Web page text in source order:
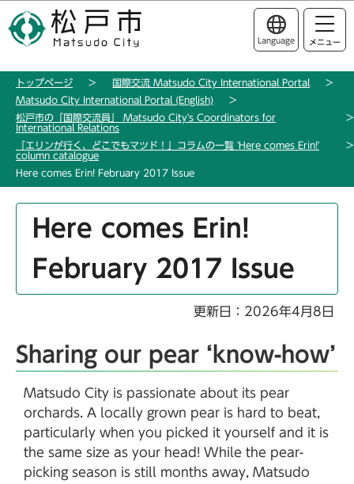
の
ー
す
このページの本文へ移動
Language メニュー
トップページ
国際交流 Matsudo City International Portal
Matsudo City International Portal (English)
松戸市の「国際交流員」 Matsudo City's Coordinators for
International Relations
「エリンが行く、どこでもマツド！」コラムの一覧 'Here comes Erin!'
column catalogue
Here comes Erin! February 2017 Issue
か
Here comes Erin!
February 2017 Issue
更新日：2026年4月8日
Sharing our pear ‘know-how’
Matsudo City is passionate about its pear
orchards. A locally grown pear is hard to beat,
particularly when you picked it yourself and it is
the same size as your head! While the pear-
picking season is still months away, Matsudo